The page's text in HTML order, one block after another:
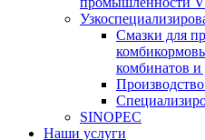
Смазки для
комбинатов
SINOPEC
Наши услуги